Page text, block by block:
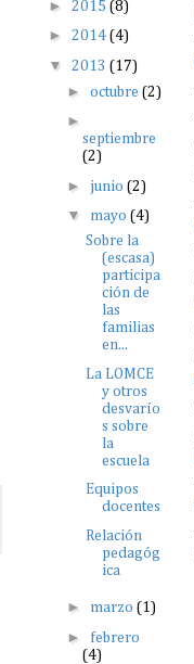
► 2015 (8)
► 2014 (4)
▼ 2013 (17)
► octubre (2)
►
septiembre
(2)
► junio (2)
▼ mayo (4)
Sobre la
(escasa)
participa
ción de
las
familias
en...
La LOMCE
y otros
desvarío
s sobre
la
escuela
Equipos
docentes
Relación
pedagóg
ica
► marzo (1)
►
febrero
(4)